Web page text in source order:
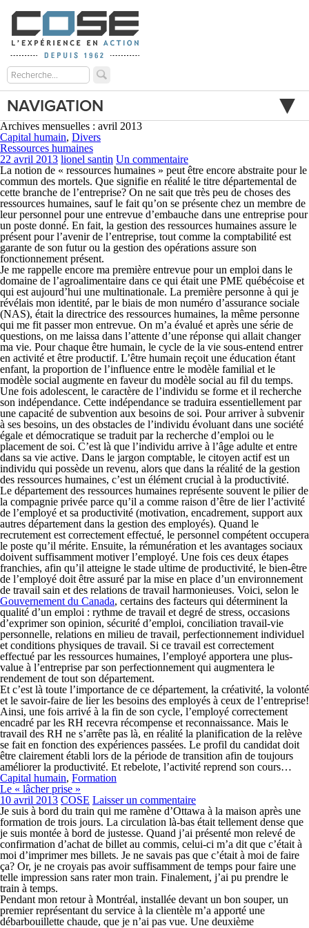
NAVIGATION
Archives mensuelles : avril 2013
Capital humain, Divers
Ressources humaines
22 avril 2013 lionel santin Un commentaire
La notion de « ressources humaines » peut être encore abstraite pour le
commun des mortels. Que signifie en réalité le titre départemental de
cette branche de l’entreprise? On ne sait que très peu de choses des
ressources humaines, sauf le fait qu’on se présente chez un membre de
leur personnel pour une entrevue d’embauche dans une entreprise pour
un poste donné. En fait, la gestion des ressources humaines assure le
présent pour l’avenir de l’entreprise, tout comme la comptabilité est
garante de son futur ou la gestion des opérations assure son
fonctionnement présent.
Je me rappelle encore ma première entrevue pour un emploi dans le
domaine de l’agroalimentaire dans ce qui était une PME québécoise et
qui est aujourd’hui une multinationale. La première personne à qui je
révélais mon identité, par le biais de mon numéro d’assurance sociale
(NAS), était la directrice des ressources humaines, la même personne
qui me fit passer mon entrevue. On m’a évalué et après une série de
questions, on me laissa dans l’attente d’une réponse qui allait changer
ma vie. Pour chaque être humain, le cycle de la vie sous-entend entrer
en activité et être productif. L’être humain reçoit une éducation étant
enfant, la proportion de l’influence entre le modèle familial et le
modèle social augmente en faveur du modèle social au fil du temps.
Une fois adolescent, le caractère de l’individu se forme et il recherche
son indépendance. Cette indépendance se traduira essentiellement par
une capacité de subvention aux besoins de soi. Pour arriver à subvenir
à ses besoins, un des obstacles de l’individu évoluant dans une société
égale et démocratique se traduit par la recherche d’emploi ou le
placement de soi. C’est là que l’individu arrive à l’âge adulte et entre
dans sa vie active. Dans le jargon comptable, le citoyen actif est un
individu qui possède un revenu, alors que dans la réalité de la gestion
des ressources humaines, c’est un élément crucial à la productivité.
Le département des ressources humaines représente souvent le pilier de
la compagnie privée parce qu’il a comme raison d’être de lier l’activité
de l’employé et sa productivité (motivation, encadrement, support aux
autres département dans la gestion des employés). Quand le
recrutement est correctement effectué, le personnel compétent occupera
le poste qu’il mérite. Ensuite, la rémunération et les avantages sociaux
doivent suffisamment motiver l’employé. Une fois ces deux étapes
franchies, afin qu’il atteigne le stade ultime de productivité, le bien-être
de l’employé doit être assuré par la mise en place d’un environnement
de travail sain et des relations de travail harmonieuses. Voici, selon le
Gouvernement du Canada, certains des facteurs qui déterminent la
qualité d’un emploi : rythme de travail et degré de stress, occasions
d’exprimer son opinion, sécurité d’emploi, conciliation travail-vie
personnelle, relations en milieu de travail, perfectionnement individuel
et conditions physiques de travail. Si ce travail est correctement
effectué par les ressources humaines, l’employé apportera une plus-
value à l’entreprise par son perfectionnement qui augmentera le
rendement de tout son département.
Et c’est là toute l’importance de ce département, la créativité, la volonté
et le savoir-faire de lier les besoins des employés à ceux de l’entreprise!
Ainsi, une fois arrivé à la fin de son cycle, l’employé correctement
encadré par les RH recevra récompense et reconnaissance. Mais le
travail des RH ne s’arrête pas là, en réalité la planification de la relève
se fait en fonction des expériences passées. Le profil du candidat doit
être clairement établi lors de la période de transition afin de toujours
améliorer la productivité. Et rebelote, l’activité reprend son cours…
Capital humain, Formation
Le « lâcher prise »
10 avril 2013 COSE Laisser un commentaire
Je suis à bord du train qui me ramène d’Ottawa à la maison après une
formation de trois jours. La circulation là-bas était tellement dense que
je suis montée à bord de justesse. Quand j’ai présenté mon relevé de
confirmation d’achat de billet au commis, celui-ci m’a dit que c’était à
moi d’imprimer mes billets. Je ne savais pas que c’était à moi de faire
ça? Or, je ne croyais pas avoir suffisamment de temps pour faire une
telle impression sans rater mon train. Finalement, j’ai pu prendre le
train à temps.
Pendant mon retour à Montréal, installée devant un bon souper, un
premier représentant du service à la clientèle m’a apporté une
débarbouillette chaude, que je n’ai pas vue. Une deuxième